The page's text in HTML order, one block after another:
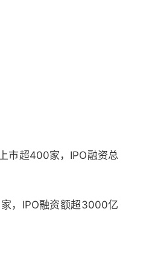
市超400家，IPO融资总
，IPO融资额超3000亿